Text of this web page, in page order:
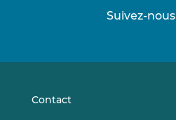
Suivez-nous
Contact